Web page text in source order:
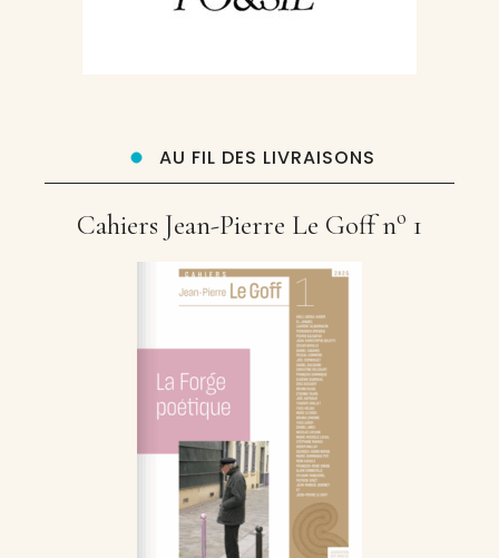
AU FIL DES LIVRAISONS
Cahiers Jean-Pierre Le Goff no 1